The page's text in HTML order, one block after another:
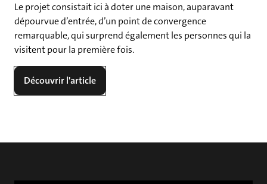
Le projet consistait ici à doter une maison, auparavant
dépourvue d’entrée, d’un point de convergence
remarquable, qui surprend également les personnes qui la
visitent pour la première fois.
Découvrir l'article